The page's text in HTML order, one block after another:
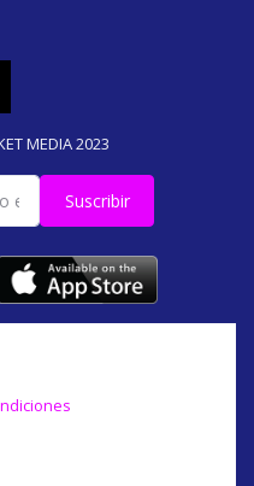
MEDIA 2023
Suscribir